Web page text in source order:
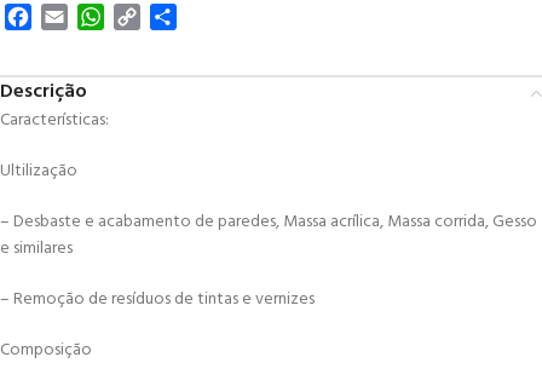
Facebook
Email WhatsApp
Copy
Descrição
Características:
Ultilização
– Desbaste e acabamento de paredes, Massa acrílica, Massa corrida, Gesso
e similares
– Remoção de resíduos de tintas e vernizes
Composição